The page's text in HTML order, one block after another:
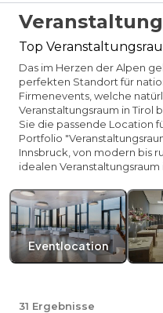
Top
Das im Herzen der Alpen
perfekten Standort für
Firmenevents, welche
Veranstaltungsraum in Tirol
Sie die passende Location
Portfolio
Innsbruck, von modern bis
idealen Veranstaltungsraum
Eventlocation
31 Ergebnisse